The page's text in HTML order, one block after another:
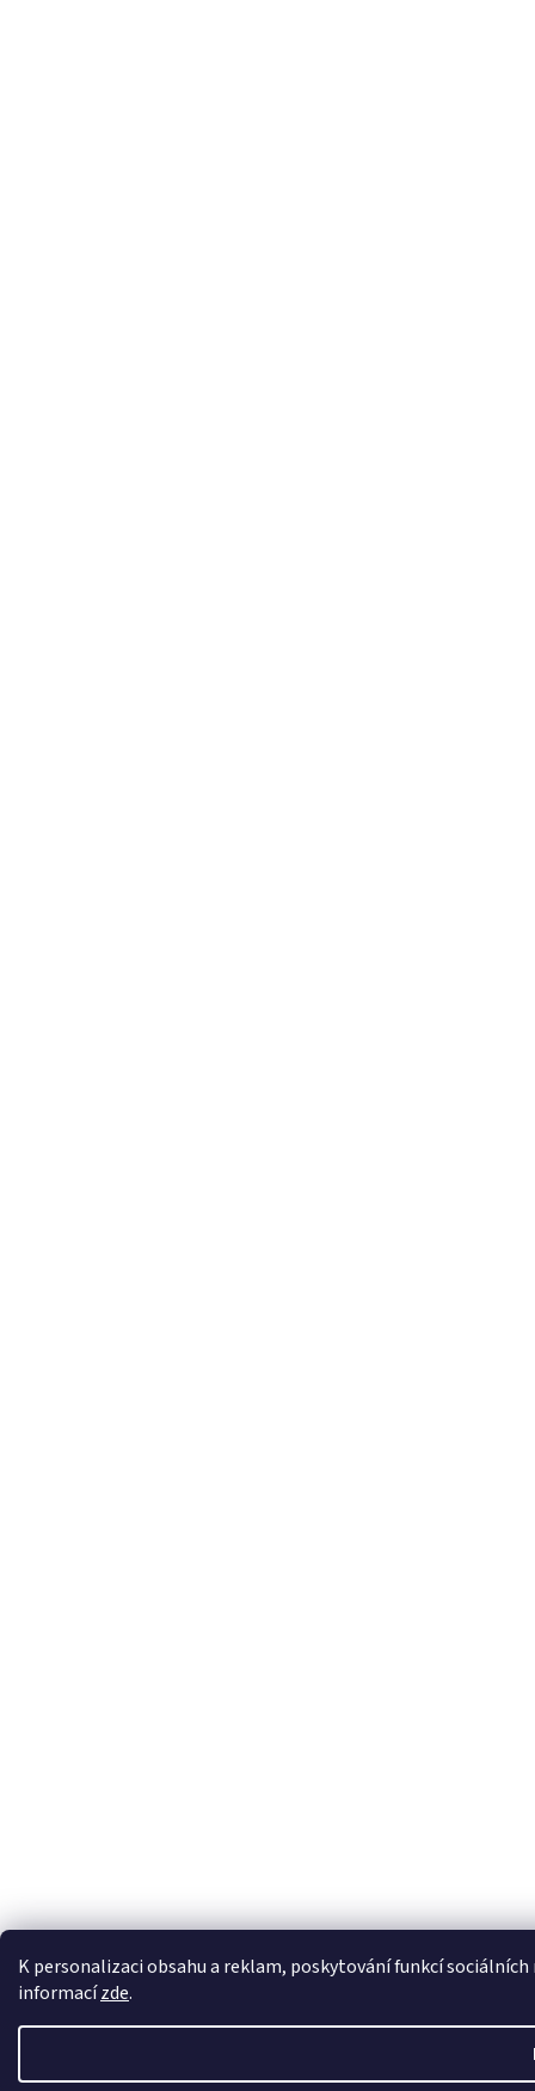
K personalizaci obsahu a reklam, poskytování funkcí
informacízde.